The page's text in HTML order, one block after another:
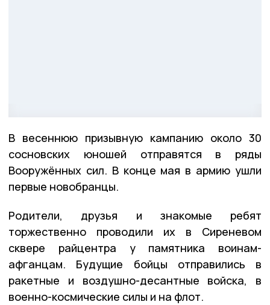
В весеннюю призывную кампанию около 30
сосновских юношей отправятся в ряды
Вооружённых сил. В конце мая в армию ушли
первые новобранцы.
Родители, друзья и знакомые ребят
торжественно проводили их в Сиреневом
сквере райцентра у памятника воинам-
афганцам. Будущие бойцы отправились в
ракетные и воздушно-десантные войска, в
военно-космические силы и на флот.